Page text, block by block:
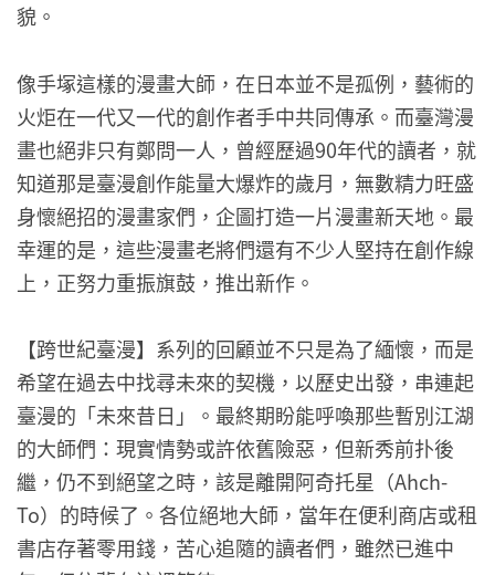
貌。
像手塚這樣的漫畫大師，在日本並不是孤例，藝術的
火炬在一代又一代的創作者手中共同傳承。而臺灣漫
畫也絕非只有鄭問一人，曾經歷過90年代的讀者，就
知道那是臺漫創作能量大爆炸的歲月，無數精力旺盛
身懷絕招的漫畫家們，企圖打造一片漫畫新天地。最
幸運的是，這些漫畫老將們還有不少人堅持在創作線
上，正努力重振旗鼓，推出新作。
【跨世紀臺漫】系列的回顧並不只是為了緬懷，而是
希望在過去中找尋未來的契機，以歷史出發，串連起
臺漫的「未來昔日」。最終期盼能呼喚那些暫別江湖
的大師們：現實情勢或許依舊險惡，但新秀前扑後
繼，仍不到絕望之時，該是離開阿奇托星（Ahch-
To）的時候了。各位絕地大師，當年在便利商店或租
書店存著零用錢，苦心追隨的讀者們，雖然已進中